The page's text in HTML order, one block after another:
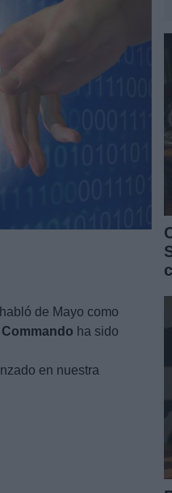
de Mayo como
Commando ha sido
en nuestra